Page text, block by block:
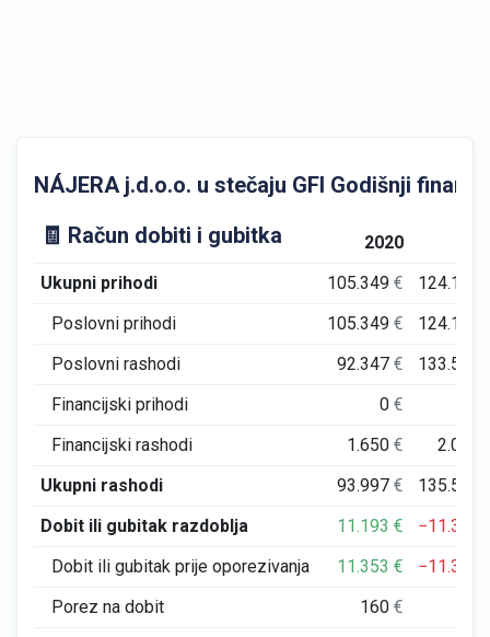
NÁJERA j.d.o.o. u stečaju GFI Godišnji
🧾 Račun dobiti i gubitka
2020
Ukupni prihodi
105.349€ 124.197
Poslovni prihodi
105.349€ 124.197
Poslovni rashodi
92.347€ 133.543
Financijski prihodi
0€
Financijski rashodi
1.650€ 2.025
Ukupni rashodi
93.997€ 135.567
Dobit ili gubitak razdoblja
11.193€ −11.370
Dobit ili gubitak prije oporezivanja
11.353€ −11.370
Porez na dobit
160€